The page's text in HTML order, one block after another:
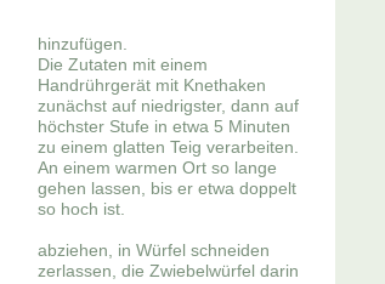
hinzufügen.
Die Zutaten mit einem
Handrührgerät mit Knethaken
zunächst auf niedrigster, dann auf
höchster Stufe in etwa 5 Minuten
zu einem glatten Teig verarbeiten.
An einem warmen Ort so lange
gehen lassen, bis er etwa doppelt
so hoch ist.
abziehen, in Würfel schneiden
zerlassen, die Zwiebelwürfel darin